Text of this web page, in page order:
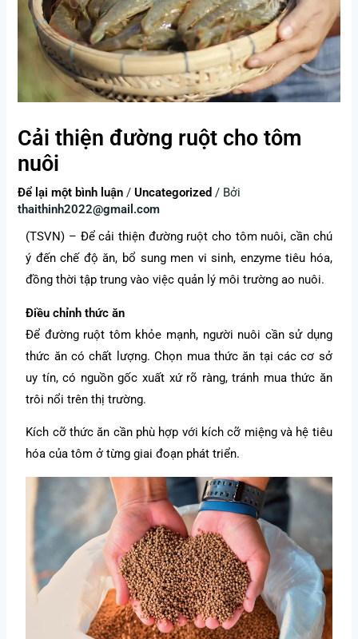
Cải thiện đường ruột cho tôm
nuôi
Để lại một bình luận /Uncategorized / Bởi
thaithinh2022@gmail.com
(TSVN) – Để cải thiện đường ruột cho tôm nuôi, cần chú
ý đến chế độ ăn, bổ sung men vi sinh, enzyme tiêu hóa,
đồng thời tập trung vào việc quản lý môi trường ao nuôi.
Điều chỉnh thức ăn
Để đường ruột tôm khỏe mạnh, người nuôi cần sử dụng
thức ăn có chất lượng. Chọn mua thức ăn tại các cơ sở
uy tín, có nguồn gốc xuất xứ rõ ràng, tránh mua thức ăn
trôi nổi trên thị trường.
Kích cỡ thức ăn cần phù hợp với kích cỡ miệng và hệ tiêu
hóa của tôm ở từng giai đoạn phát triển.